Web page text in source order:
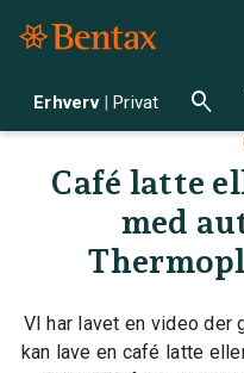
Erhverv | Privat search
Café latte
med
VI har lavet en video der
kan lave en café latte